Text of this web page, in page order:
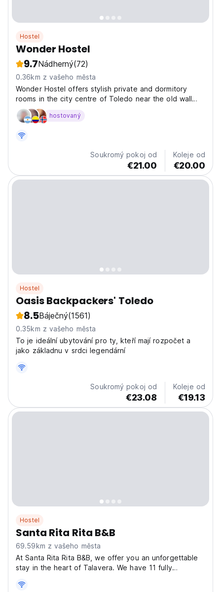
Hostel
Wonder Hostel
9.7Nádherný(72)
0.36km z vašeho města
Wonder Hostel offers stylish private and dormitory
rooms in the city centre of Toledo near the old wall
and close to all the tourist attractions. Our location is
great to start your visit to the old town. With a nice
hostovaný
Soukromý pokoj od
€21.00
Koleje od
€20.00
Hostel
Oasis Backpackers' Toledo
8.5Báječný(1561)
0.35km z vašeho města
To je ideální ubytování pro ty, kteří mají rozpočet a
jako základnu v srdci legendární
Soukromý pokoj od
€23.08
Koleje od
€19.13
Hostel
Santa Rita Rita B&B
69.59km z vašeho města
At Santa Rita Rita B&B, we offer you an unforgettable
stay in the heart of Talavera. We have 11 fully
work, a minibar, air conditioning, a ceiling fan, a